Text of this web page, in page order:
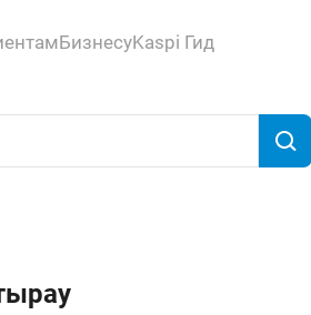
БизнесуKaspi Гид